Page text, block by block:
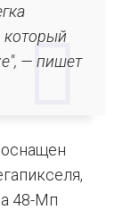
который
— пишет
48-Мп